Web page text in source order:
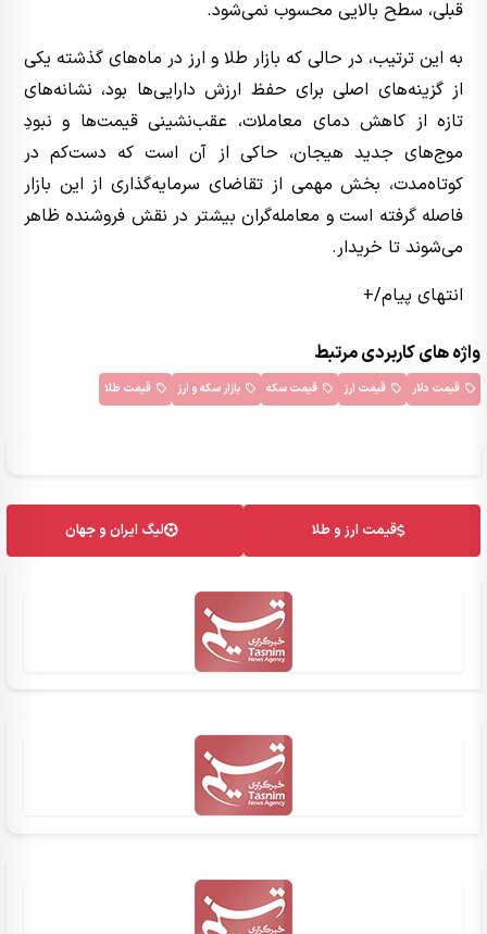
قبلی، سطح بالایی محسوب نمی‌شود.
به این ترتیب، در حالی که بازار طلا و ارز در ماه‌های گذشته یکی
از گزینه‌های اصلی برای حفظ ارزش دارایی‌ها بود، نشانه‌های
تازه از کاهش دمای معاملات، عقب‌نشینی قیمت‌ها و نبودِ
موج‌های جدید هیجان، حاکی از آن است که دست‌کم در
کوتاه‌مدت، بخش مهمی از تقاضای سرمایه‌گذاری از این بازار
فاصله گرفته است و معامله‌گران بیشتر در نقش فروشنده ظاهر
می‌شوند تا خریدار.
انتهای پیام/+
واژه های کاربردی مرتبط
قیمت دلار قیمت ارز قیمت سکه بازار سکه و ارز قیمت طلا
قیمت ارز و طلا لیگ ایران و جهان